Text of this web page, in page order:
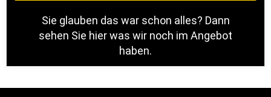
Sie glauben das war schon alles? Dann
sehen Sie hier was wir noch im Angebot
haben.